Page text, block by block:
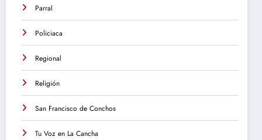
Parral
Policiaca
Regional
Religión
San Francisco de Conchos
Tu Voz en La Cancha